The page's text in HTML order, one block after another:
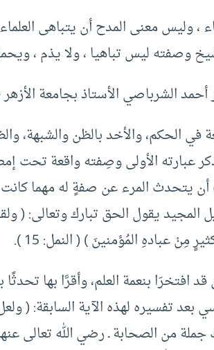
، وليس معنى المدح أن يتباهى
وصفته ليس تباهيا ، ولا يذم ،
الشرباصي الأستاذ بجامعة الأزهر
في الحكم، والأخد بالظن والشبهة،
عبارته الأولى وصِفته واقعة تحت
يتحدث المرء عن صفةٍ له مهما
يقول الحق تبارك وتعالى: (
مِنْ عبادهِ المُؤمنينَ ) ( النمل: 15 ).
افتخرَا بنعمة العلم، وأقرَّا بها تحدثًا
بعد تفسيره لهذه الآية السابقة: (
جملة من الصحابة ـ رضي الله تعالى